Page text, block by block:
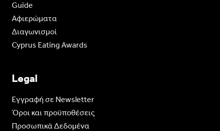
Guide
Aφιερώματα
Διαγωνισμοί
Cyprus Eating Awards
Legal
Eγγραφή σε Newsletter
Όροι και προϋποθέσεις
Προσωπικά Δεδομένα